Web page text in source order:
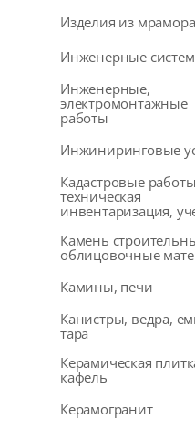
Изделия из мрамора
Инженерные
Инженерные,
электромонтажные
работы
Инжиниринговые
Кадастровые
техническая
инвентаризация,
Камень
облицовочные
Камины, печи
Канистры, ведра,
тара
Керамическая
кафель
Керамогранит